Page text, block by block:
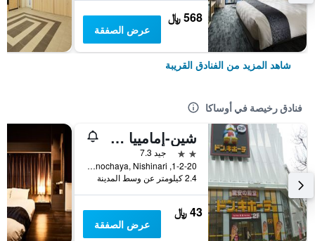
568 ﷼
عرض الصفقة
شاهد المزيد من الفنادق القريبة
فنادق رخيصة في أوساكا
شين-إمامييا هوتل
2 نجمتين
جيد 7.3
1-2-20, Haginochaya, Nishinari, أوساكا, اليابان
2.4 كيلومتر عن وسط المدينة
43 ﷼
عرض الصفقة